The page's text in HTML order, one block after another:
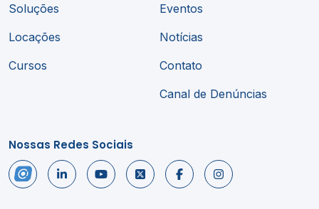
Soluções
Locações
Cursos
Eventos
Notícias
Contato
Canal de Denúncias
Nossas Redes Sociais